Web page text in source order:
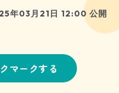
年03月21日 12:00 公開
マークする